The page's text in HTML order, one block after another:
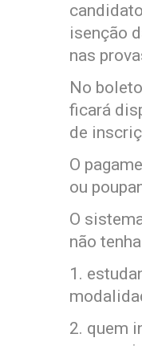
isenção
nas
No
ficará
de
O
ou
O
não
1.
2. quem